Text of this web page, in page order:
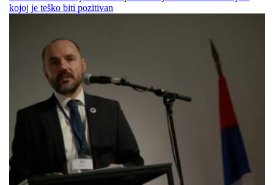
kojoj je teško biti pozitivan